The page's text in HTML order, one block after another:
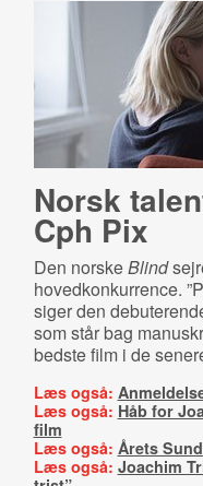
Norsk
Cph Pix
Den norskeBlind
hovedkonkurrence.
siger den
som står bag
bedste film i de
Læs også:
Læs også: Håb for
film
Læs også: Årets
Læs også: Joachim